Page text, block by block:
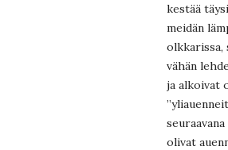
kestää
meidän
vähän
ja alkoivat
olivat